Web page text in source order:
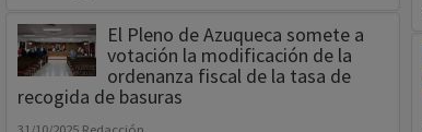
El Pleno de Azuqueca somete a
votación la modificación de la
ordenanza fiscal de la tasa de
recogida de basuras